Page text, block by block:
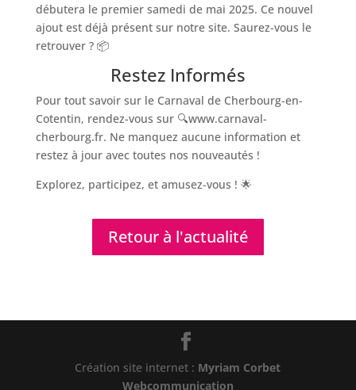
débutera le premier samedi de mai 2025. Ce nouvel
ajout est déjà présent sur notre site. Saurez-vous le
retrouver ? 📦
Restez Informés
Pour tout savoir sur le Carnaval de Cherbourg-en-
Cotentin, rendez-vous sur 🔍www.carnaval-
cherbourg.fr. Ne manquez aucune information et
restez à jour avec toutes nos nouveautés !
Explorez, participez, et amusez-vous ! 🌟
Retour à l'actualité
Création site internet : Myriam Corbet
Webcommunication